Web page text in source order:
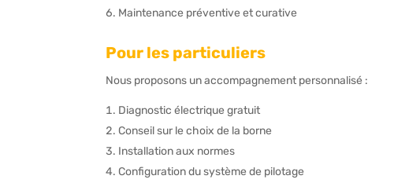
Maintenance préventive et curative
Pour les particuliers
Nous proposons un accompagnement personnalisé :
Diagnostic électrique gratuit
Conseil sur le choix de la borne
Installation aux normes
Configuration du système de pilotage